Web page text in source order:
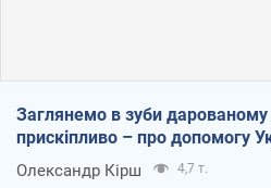
Заглянемо в зуби дарованому
прискіпливо – про допомогу
Олександр Кірш 4,7 т.